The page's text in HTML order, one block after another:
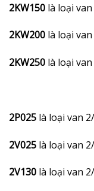
2KW150 là loại
2KW200 là loại
2KW250 là loại
2P025 là loại van
2V025 là loại van
2V130 là loại van